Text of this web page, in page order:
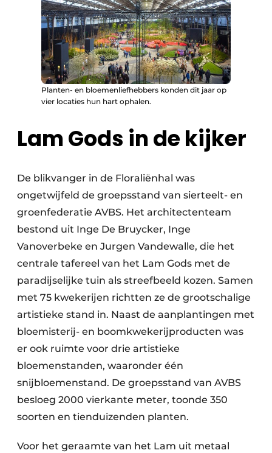
Planten- en bloemenliefhebbers konden dit jaar op
vier locaties hun hart ophalen.
Lam Gods in de kijker
De blikvanger in de Floraliënhal was
ongetwijfeld de groepsstand van sierteelt- en
groenfederatie AVBS. Het architectenteam
bestond uit Inge De Bruycker, Inge
Vanoverbeke en Jurgen Vandewalle, die het
centrale tafereel van het Lam Gods met de
paradijselijke tuin als streefbeeld kozen. Samen
met 75 kwekerijen richtten ze de grootschalige
artistieke stand in. Naast de aanplantingen met
bloemisterij- en boomkwekerijproducten was
er ook ruimte voor drie artistieke
bloemenstanden, waaronder één
snijbloemenstand. De groepsstand van AVBS
besloeg 2000 vierkante meter, toonde 350
soorten en tienduizenden planten.
Voor het geraamte van het Lam uit metaal